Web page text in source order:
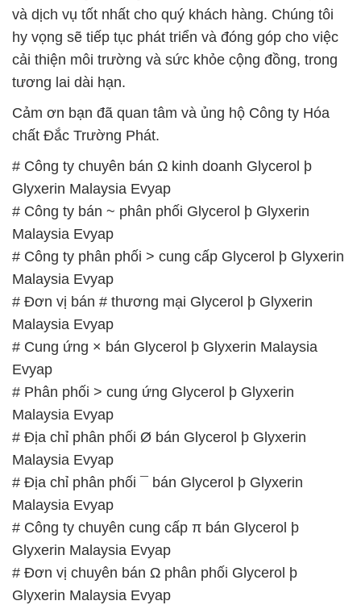
Cảm ơn bạn đã quan tâm và ủng hộ Công ty Hóa
chất Đắc Trường Phát.
# Công ty chuyên bán Ω kinh doanh Glycerol þ
Glyxerin Malaysia Evyap
# Công ty bán ~ phân phối Glycerol þ Glyxerin
Malaysia Evyap
# Công ty phân phối > cung cấp Glycerol þ Glyxerin
Malaysia Evyap
# Đơn vị bán # thương mại Glycerol þ Glyxerin
Malaysia Evyap
# Cung ứng × bán Glycerol þ Glyxerin Malaysia
Evyap
# Phân phối > cung ứng Glycerol þ Glyxerin
Malaysia Evyap
# Địa chỉ phân phối Ø bán Glycerol þ Glyxerin
Malaysia Evyap
# Địa chỉ phân phối ¯ bán Glycerol þ Glyxerin
Malaysia Evyap
# Công ty chuyên cung cấp π bán Glycerol þ
Glyxerin Malaysia Evyap
# Đơn vị chuyên bán Ω phân phối Glycerol þ
Glyxerin Malaysia Evyap
# Công ty bán & kinh doanh Glycerol þ Glyxerin
Malaysia Evyap
📞PHÒNG KINH DOANH – CÔNG TY HÓA CHẤT